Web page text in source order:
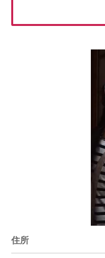
住所